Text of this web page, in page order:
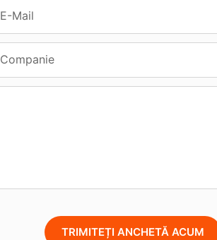
E-Mail
Companie
TRIMITEȚI ANCHETĂ ACUM